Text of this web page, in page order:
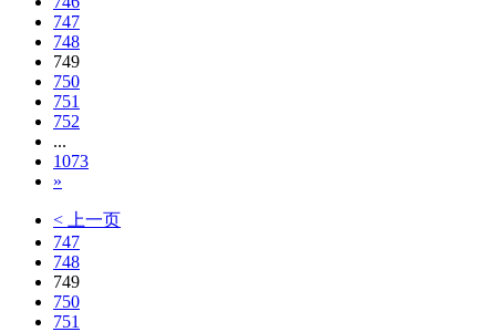
747
748
749
750
751
752
...
1073
»
< 上一页
747
748
749
750
751